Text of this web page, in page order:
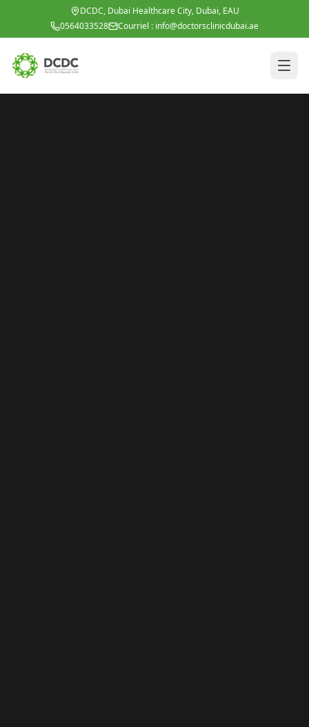
Aller au contenu principalDCDC, Dubai Healthcare City, Dubai, EAU
0564033528
Courriel : info@doctorsclinicdubai.ae